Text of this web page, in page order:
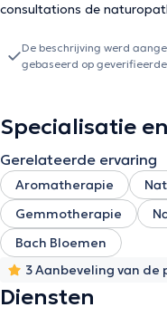
consultations de
De beschrijving werd
gebaseerd op
Specialisatie
Gerelateerde ervaring
Aromatherapie
Gemmotherapie
Bach Bloemen
3 Aanbeveling van de
Diensten